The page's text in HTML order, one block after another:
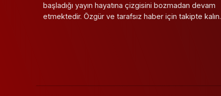
başladığı yayın hayatına çizgisini bozmadan devam
etmektedir. Özgür ve tarafsız haber için takipte kalın.